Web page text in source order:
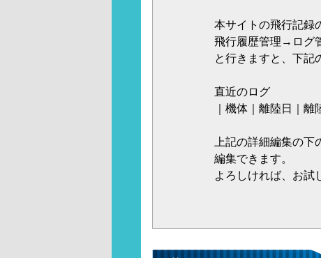
本サイトの飛行記録
飛行履歴管理→ログ
と行きますと、下記
直近のログ
｜機体｜離陸日｜
上記の詳細編集の
編集できます。
よろしければ、お試